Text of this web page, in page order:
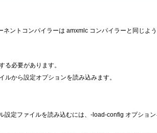
ントコンパイラーは amxmlc コンパイラーと同じよ
必要があります。
ルから設定オプションを読み込みます。
定ファイルを読み込むには、-load-config オプショ